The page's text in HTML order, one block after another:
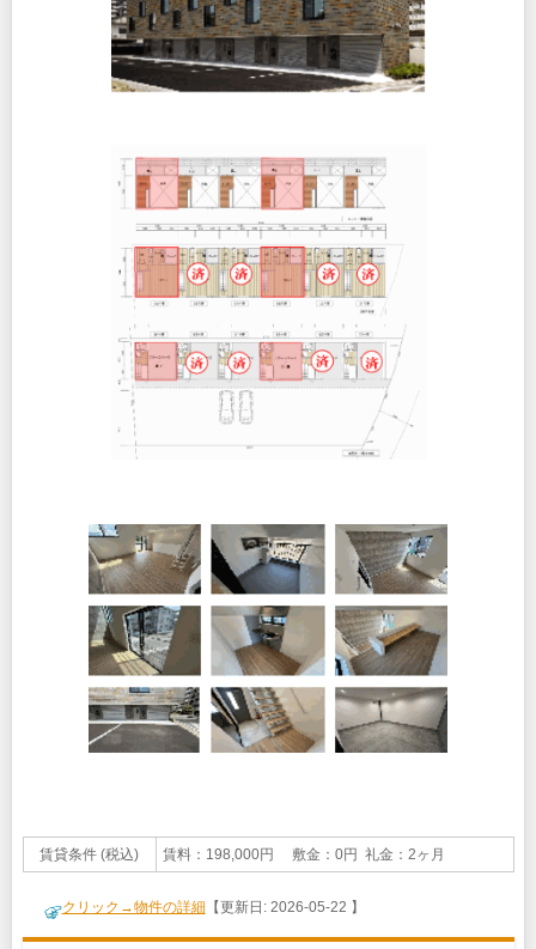
賃貸条件 (税込) 賃料：198,000円 敷金：0円 礼金：2ヶ月
クリック→物件の詳細 【更新日: 2026-05-22 】